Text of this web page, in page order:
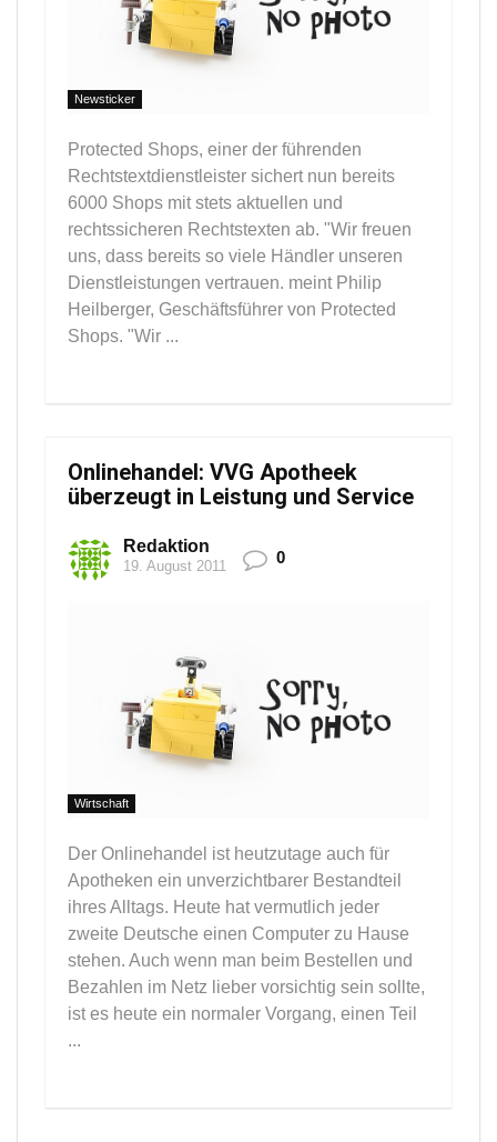
Newsticker
Protected Shops, einer der führenden
Rechtstextdienstleister sichert nun bereits
6000 Shops mit stets aktuellen und
rechtssicheren Rechtstexten ab. "Wir freuen
uns, dass bereits so viele Händler unseren
Dienstleistungen vertrauen. meint Philip
Heilberger, Geschäftsführer von Protected
Shops. "Wir ...
Onlinehandel: VVG Apotheek
überzeugt in Leistung und Service
Redaktion
19. August 2011 0
Wirtschaft
Der Onlinehandel ist heutzutage auch für
Apotheken ein unverzichtbarer Bestandteil
ihres Alltags. Heute hat vermutlich jeder
zweite Deutsche einen Computer zu Hause
stehen. Auch wenn man beim Bestellen und
Bezahlen im Netz lieber vorsichtig sein sollte,
ist es heute ein normaler Vorgang, einen Teil
...